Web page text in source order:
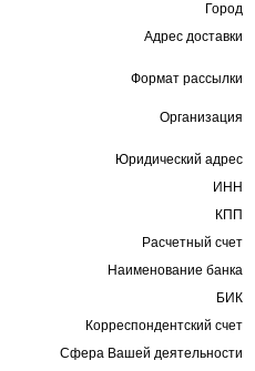
Город
Адрес доставки
Формат рассылки
Организация
Юридический адрес
ИНН
КПП
Расчетный счет
Наименование банка
БИК
Корреспондентский счет
Сфера Вашей деятельности